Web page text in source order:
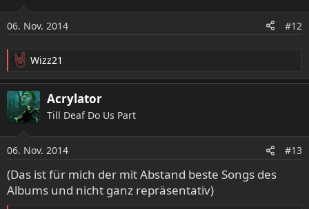
n
n
06. Nov. 2014 #12
R
e
a
k
t
n
e
n
:
Wizz21
Acrylator
Till Deaf Do Us Part
06. Nov. 2014 #13
(Das ist für mich der mit Abstand beste Songs des
Albums und nicht ganz repräsentativ)